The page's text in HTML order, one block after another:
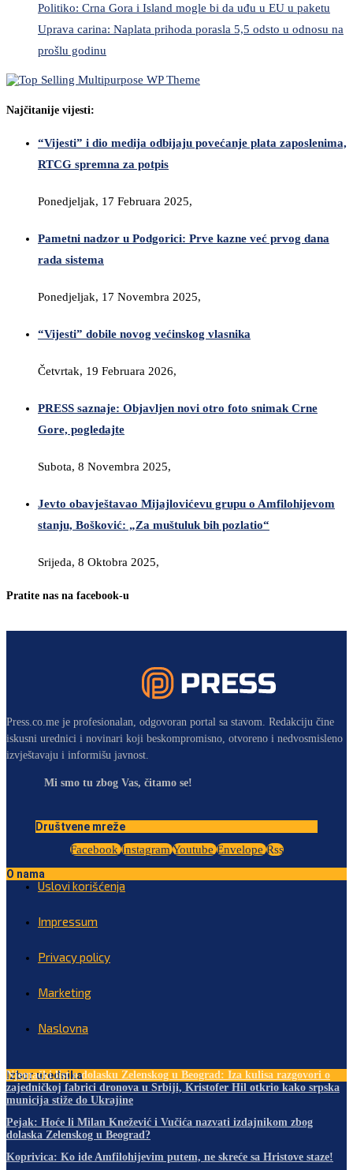
Politiko: Crna Gora i Island mogle bi da uđu u EU u paketu
Uprava carina: Naplata prihoda porasla 5,5 odsto u odnosu na
prošlu godinu
Najčitanije vijesti:
“Vijesti” i dio medija odbijaju povećanje plata zaposlenima,
RTCG spremna za potpis
Ponedjeljak, 17 Februara 2025,
Pametni nadzor u Podgorici: Prve kazne već prvog dana
rada sistema
Ponedjeljak, 17 Novembra 2025,
“Vijesti” dobile novog većinskog vlasnika
Četvrtak, 19 Februara 2026,
PRESS saznaje: Objavljen novi otro foto snimak Crne
Gore, pogledajte
Subota, 8 Novembra 2025,
Jevto obavještavao Mijajlovićevu grupu o Amfilohijevom
stanju, Bošković: „Za muštuluk bih pozlatio“
Srijeda, 8 Oktobra 2025,
Pratite nas na facebook-u
Press.co.me je profesionalan, odgovoran portal sa stavom. Redakciju čine
iskusni urednici i novinari koji beskompromisno, otvoreno i nedvosmisleno
izvještavaju i informišu javnost.
Mi smo tu zbog Vas, čitamo se!
Društvene mreže
Facebook Instagram Youtube Envelope Rss
O nama
Uslovi korišćenja
Impressum
Privacy policy
Marketing
Naslovna
Izbor urednika
Njemački list o dolasku Zelenskog u Beograd: Iza kulisa razgovori o
zajedničkoj fabrici dronova u Srbiji, Kristofer Hil otkrio kako srpska
municija stiže do Ukrajine
Pejak: Hoće li Milan Knežević i Vučića nazvati izdajnikom zbog
dolaska Zelenskog u Beograd?
Koprivica: Ko ide Amfilohijevim putem, ne skreće sa Hristove staze!